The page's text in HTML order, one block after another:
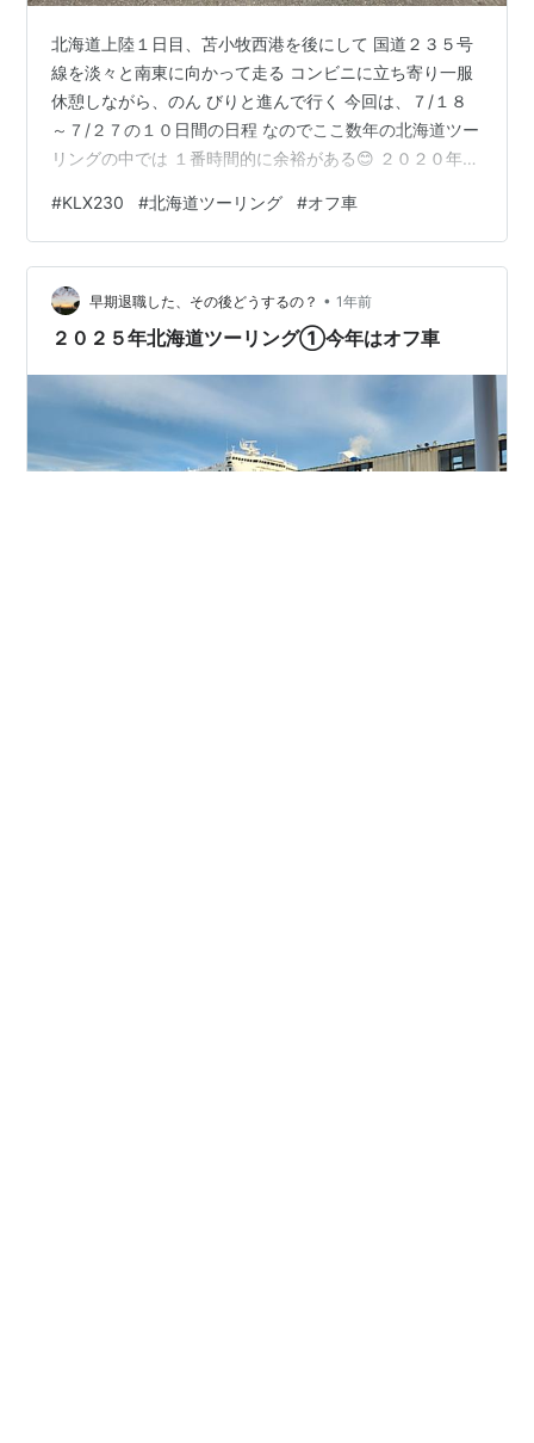
北海道上陸１日目、苫小牧西港を後にして 国道２３５号
線を淡々と南東に向かって走る コンビニに立ち寄り一服
休憩しながら、のん びりと進んで行く 今回は、７/１８
～７/２７の１０日間の日程 なのでここ数年の北海道ツー
リングの中では １番時間的に余裕がある😊 ２０２０年の
の目的地だ このキャンプ場は、自分が学生時代（３０数
年前）に初めての北海道ツーリングで初めて ソロキャン
プした思い出の場所 苫小牧西港からは、約１８０kmなの
で楽勝😎 途中のセイコマで食材を買い込んでキャンプ 場
へ到着！ さぁ受付と思ったのだが・・・受付の若い女 の
#KLX230 #北海道ツーリング #オフ車
早期退職した、その後どうするの？ • 1年前
２０２５年北海道ツーリング①今年はオフ車